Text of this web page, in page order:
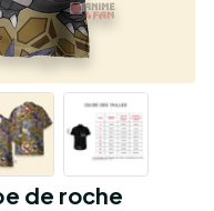
de roche